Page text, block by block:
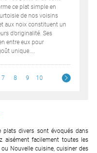
ce plat simple en
de nos voisins
aux noix constituent un
d’originalité. Ses
entre eux pour
unique....
7 8 9 10
plats divers sont évoqués dans
aisément facilement toutes les
Nouvelle cuisine, cuisiner des